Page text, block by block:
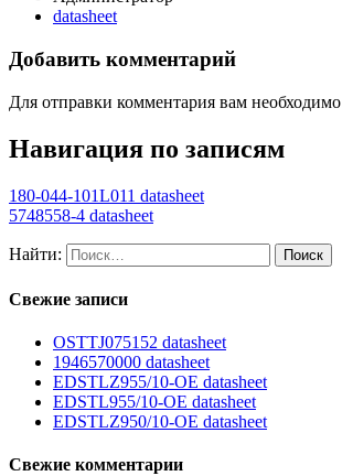
datasheet
Добавить комментарий
Для отправки комментария вам необходимо
Навигация по записям
180-044-101L011 datasheet
5748558-4 datasheet
Найти:
Свежие записи
OSTTJ075152 datasheet
1946570000 datasheet
EDSTLZ955/10-OE datasheet
EDSTL955/10-OE datasheet
EDSTLZ950/10-OE datasheet
Свежие комментарии